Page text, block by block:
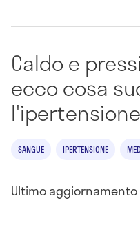
Caldo e
ecco cosa
SANGUE IPERTENSIONE
Ultimo aggiornamento